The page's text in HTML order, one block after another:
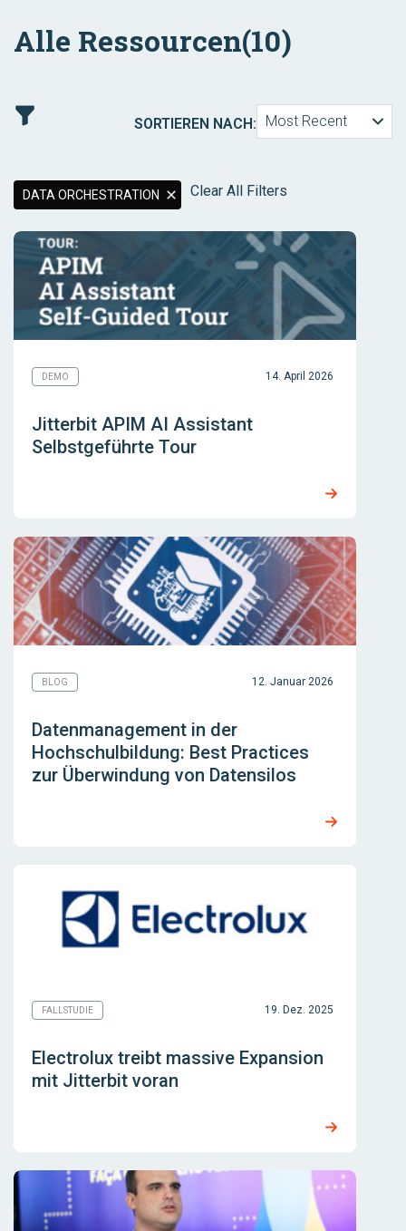
Alle Ressourcen(10)
SORTIEREN NACH: Most Recent
DATA ORCHESTRATION Clear All Filters
DEMO 14. April 2026
Jitterbit APIM AI Assistant
Selbstgeführte Tour
BLOG 12. Januar 2026
Datenmanagement in der
Hochschulbildung: Best Practices
zur Überwindung von Datensilos
FALLSTUDIE 19. Dez. 2025
Electrolux treibt massive Expansion
mit Jitterbit voran